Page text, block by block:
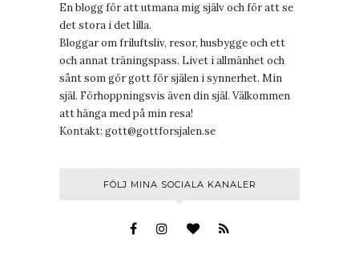
En blogg för att utmana mig själv och för att se
det stora i det lilla.
Bloggar om friluftsliv, resor, husbygge och ett
och annat träningspass. Livet i allmänhet och
sånt som gör gott för själen i synnerhet. Min
själ. Förhoppningsvis även din själ. Välkommen
att hänga med på min resa!
Kontakt: gott@gottforsjalen.se
FÖLJ MINA SOCIALA KANALER